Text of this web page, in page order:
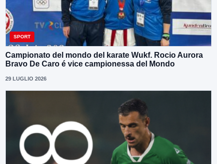
SPORT
Campionato del mondo del karate Wukf. Rocio Aurora
Bravo De Caro é vice campionessa del Mondo
29 LUGLIO 2026